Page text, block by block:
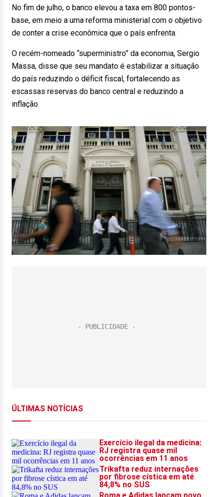
No fim de julho, o banco elevou a taxa em 800 pontos-
base, em meio a uma reforma ministerial com o objetivo
de conter a crise econômica que o país enfrenta.
O recém-nomeado “superministro” da economia, Sergio
Massa, disse que seu mandato é estabilizar a situação
do país reduzindo o déficit fiscal, fortalecendo as
escassas reservas do banco central e reduzindo a
inflação.